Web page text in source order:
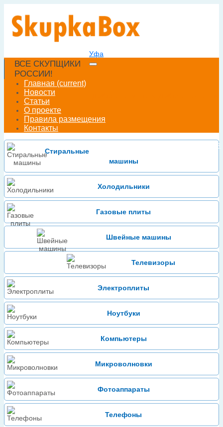
ВСЕ СКУПЩИКИ
РОССИИ!
Уфа
Главная (current)
Новости
Статьи
О проекте
Правила размещения
Контакты
Зарегистрироваться
Стиральные
машины
Холодильники
Газовые плиты
Швейные машины
Телевизоры
Электроплиты
Ноутбуки
Компьютеры
Микроволновки
Фотоаппараты
Телефоны